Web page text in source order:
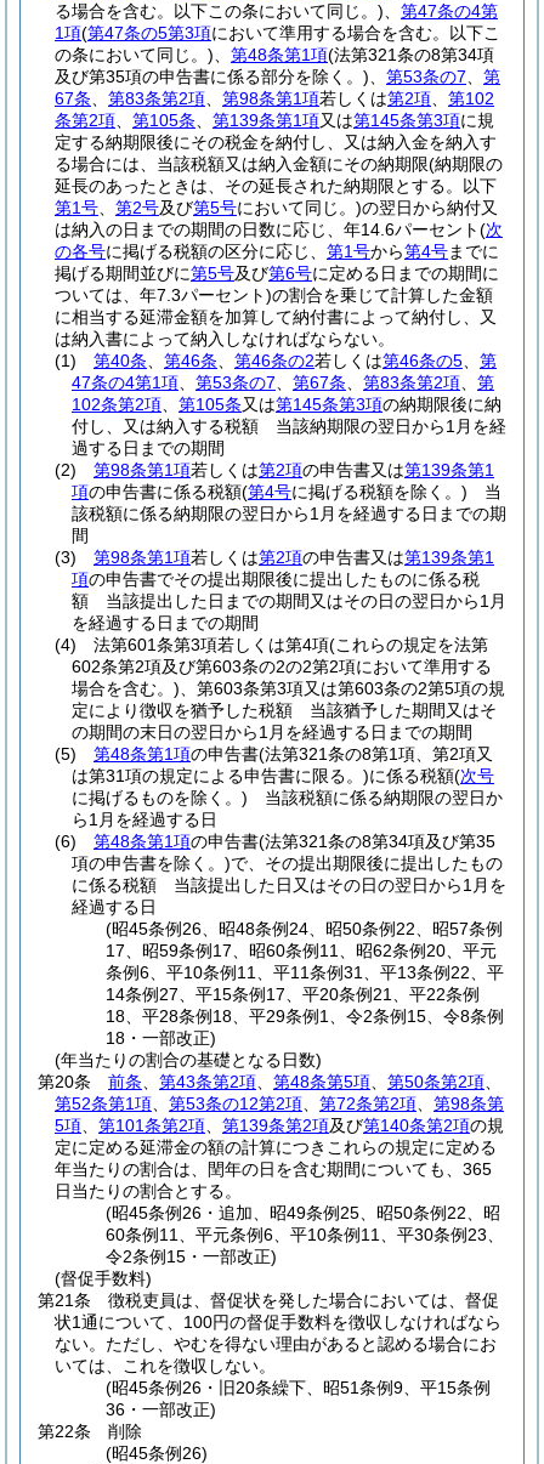
る場合を含む。以下この条において同じ。)
第47条の4第
1項(第47条の5第3項において準用する場合を含む。以下こ
の条において同じ。)
第48条第1項(法第321条の8第34項
及び第35項の申告書に係る部分を除く。)
第53条の7
第
67条
第83条第2項 第98条第1項若しくは第2項
第102
条第2項
第105条 第139条第1項又は第145条第3項に規
定する納期限後にその税金を納付し、又は納入金を納入す
る場合には、当該税額又は納入金額にその納期限(納期限の
延長のあったときは、その延長された納期限とする。以下
第1号
第2号及び第5号において同じ。)の翌日から納付又
は納入の日までの期間の日数に応じ、年14.6パーセント(次
の各号に掲げる税額の区分に応じ、 第1号から第4号までに
掲げる期間並びに第5号及び第6号に定める日までの期間に
ついては、年7.3パーセント)の割合を乗じて計算した金額
に相当する延滞金額を加算して納付書によって納付し、又
は納入書によって納入しなければならない。
(1)
第40条 第46条 第46条の2若しくは第46条の5
第
47条の4第1項
第53条の7 第67条 第83条第2項
第
102条第2項
第105条又は第145条第3項の納期限後に納
付し、又は納入する税額 当該納期限の翌日から1月を経
過する日までの期間
(2)
第98条第1項若しくは第2項の申告書又は第139条第1
項の申告書に係る税額(第4号に掲げる税額を除く。) 当
該税額に係る納期限の翌日から1月を経過する日までの期
間
(3)
第98条第1項若しくは第2項の申告書又は第139条第1
項の申告書でその提出期限後に提出したものに係る税
額 当該提出した日までの期間又はその日の翌日から1月
を経過する日までの期間
(4)
法第601条第3項若しくは第4項(これらの規定を法第
602条第2項及び第603条の2の2第2項において準用する
場合を含む。) 、第603条第3項又は第603条の2第5項の規
定により徴収を猶予した税額 当該猶予した期間又はそ
の期間の末日の翌日から1月を経過する日までの期間
(5)
第48条第1項の申告書(法第321条の8第1項、第2項又
は第31項の規定による申告書に限る。)に係る税額(次号
に掲げるものを除く。) 当該税額に係る納期限の翌日か
ら1月を経過する日
(6)
第48条第1項の申告書(法第321条の8第34項及び第35
項の申告書を除く。)で、その提出期限後に提出したもの
に係る税額 当該提出した日又はその日の翌日から1月を
経過する日
(昭45条例26、昭48条例24、昭50条例22、昭57条例
17、昭59条例17、昭60条例11、昭62条例20、平元
条例6、平10条例11、平11条例31、平13条例22、平
14条例27、平15条例17、平20条例21、平22条例
18、平28条例18、平29条例1、令2条例15、令8条例
18・一部改正)
(年当たりの割合の基礎となる日数)
第20条
前条 第43条第2項 第48条第5項 第50条第2項
第52条第1項
第53条の12第2項 第72条第2項
第98条第
5項
第101条第2項 第139条第2項及び第140条第2項の規
定に定める延滞金の額の計算につきこれらの規定に定める
年当たりの割合は、閏年の日を含む期間についても、365
日当たりの割合とする。
(昭45条例26・追加、昭49条例25、昭50条例22、昭
60条例11、平元条例6、平10条例11、平30条例23、
令2条例15・一部改正)
(督促手数料)
第21条
徴税吏員は、督促状を発した場合においては、督促
状1通について、100円の督促手数料を徴収しなければなら
ない。 ただし、やむを得ない理由があると認める場合にお
いては、これを徴収しない。
(昭45条例26・旧20条繰下、昭51条例9、平15条例
36・一部改正)
第22条
削除
(昭45条例26)